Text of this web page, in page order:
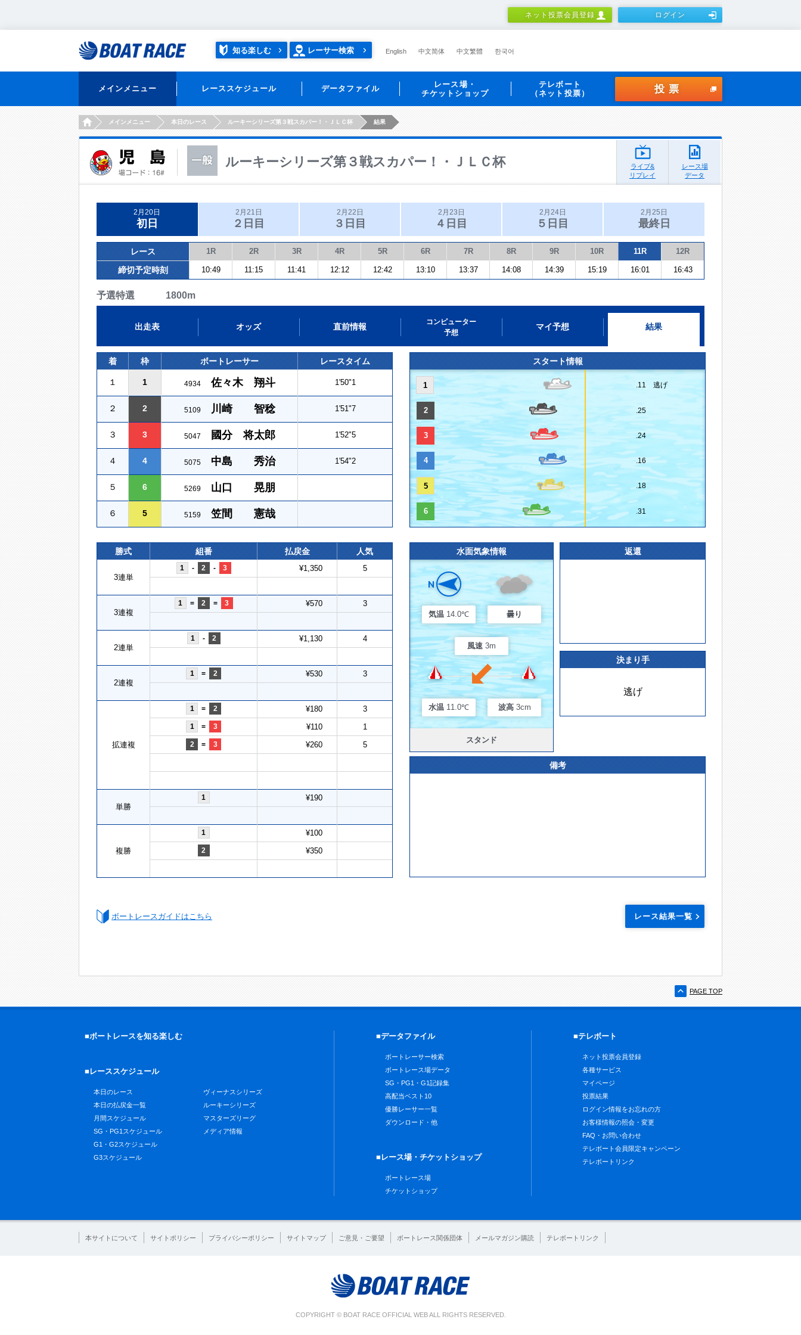
ネット投票会員登録 ログイン
知る楽しむ レーサー検索 English 中文简体 中文繁體 한국어
メインメニュー レーススケジュール データファイル
レース場・
チケットショップ
テレボート
（ネット投票）
投票
HOMEメインメニュー 本日のレース ルーキーシリーズ第３戦スカパー！・ＪＬＣ杯 結果
ルーキーシリーズ第３戦スカパー！・ＪＬＣ杯
ライブ&
リプレイ
レース場
データ
2月20日
初日
2月21日
２日目
2月22日
３日目
2月23日
４日目
2月24日
５日目
2月25日
最終日
レース 1R 2R 3R 4R 5R 6R 7R 8R 9R 10R 11R 12R
締切予定時刻 10:49 11:15 11:41 12:12 12:42 13:10 13:37 14:08 14:39 15:19 16:01 16:43
予選特選 1800m
出走表 オッズ 直前情報
コンピューター
予想
マイ予想 結果
着 枠 ボートレーサー レースタイム
１ 1 4934 佐々木 翔斗 1'50"1
２ 2 5109 川崎 智稔 1'51"7
３ 3 5047 國分 将太郎 1'52"5
４ 4 5075 中島 秀治 1'54"2
５ 6 5269 山口 晃朋
６ 5 5159 笠間 憲哉
スタート情報
1 .11 逃げ
2 .25
3 .24
4 .16
5 .18
6 .31
勝式 組番 払戻金 人気
3連単
1 - 2 - 3 ¥1,350 5
3連複
1 = 2 = 3 ¥570 3
2連単
1 - 2 ¥1,130 4
2連複
1 = 2 ¥530 3
拡連複
1 = 2 ¥180 3
1 = 3 ¥110 1
2 = 3 ¥260 5
単勝
1 ¥190
複勝
1 ¥100
2 ¥350
水面気象情報
気温 14.0℃ 曇り
風速 3m
水温 11.0℃ 波高 3cm
スタンド
返還
決まり手
逃げ
備考
ボートレースガイドはこちら レース結果一覧
PAGE TOP
■ボートレースを知る楽しむ
■レーススケジュール
本日のレース
本日の払戻金一覧
月間スケジュール
SG・PG1スケジュール
G1・G2スケジュール
G3スケジュール
ヴィーナスシリーズ
ルーキーシリーズ
マスターズリーグ
メディア情報
■データファイル
ボートレーサー検索
ボートレース場データ
SG・PG1・G1記録集
高配当ベスト10
優勝レーサー一覧
ダウンロード・他
■レース場・チケットショップ
ボートレース場
チケットショップ
■テレボート
ネット投票会員登録
各種サービス
マイページ
投票結果
ログイン情報をお忘れの方
お客様情報の照会・変更
FAQ・お問い合わせ
テレボート会員限定キャンペーン
テレボートリンク
本サイトについて サイトポリシー プライバシーポリシー サイトマップ ご意見・ご要望 ボートレース関係団体 メールマガジン購読 テレボートリンク
COPYRIGHT © BOAT RACE OFFICIAL WEB ALL RIGHTS RESERVED.